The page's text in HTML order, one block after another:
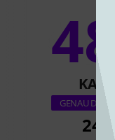
GENAU